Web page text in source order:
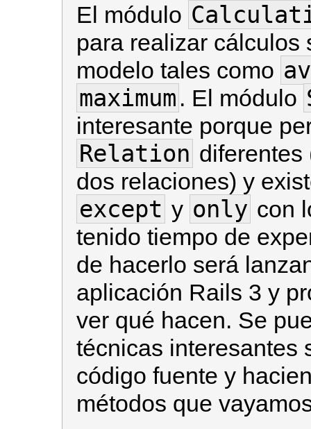
El módulo
para realizar cálculos
modelo tales como
maximum . El módulo
interesante porque
Relation diferentes
dos relaciones) y
except y only con
tenido tiempo de
de hacerlo será
aplicación Rails 3 y
ver qué hacen. Se
técnicas interesantes
código fuente y
métodos que